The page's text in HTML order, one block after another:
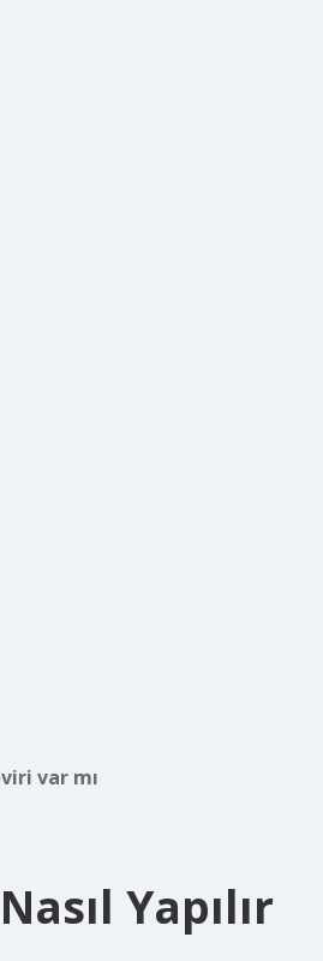
var mı
Yapılır